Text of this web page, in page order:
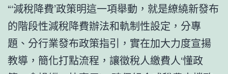
“‘減稅降費’政策明這一項舉動，就是繚繞新發布
的階段性減稅降費辦法和軌制性設定，分專
題、分行業發布政策指引，實在加大力度宣揚
教導，簡化打點流程，讓徵稅人繳費人‘懂政